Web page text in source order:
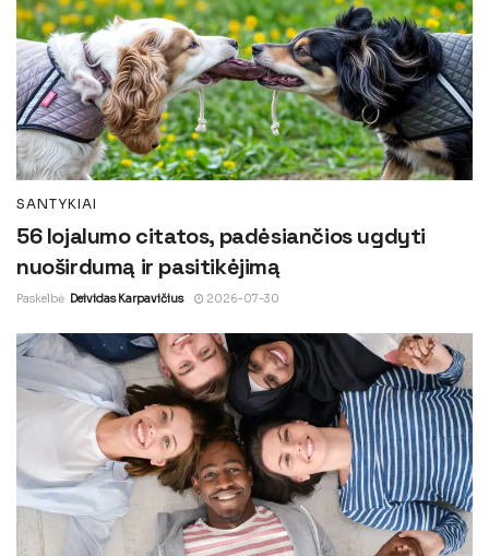
SANTYKIAI
56 lojalumo citatos, padėsiančios ugdyti
nuoširdumą ir pasitikėjimą
Paskelbė Deividas Karpavičius 2026-07-30